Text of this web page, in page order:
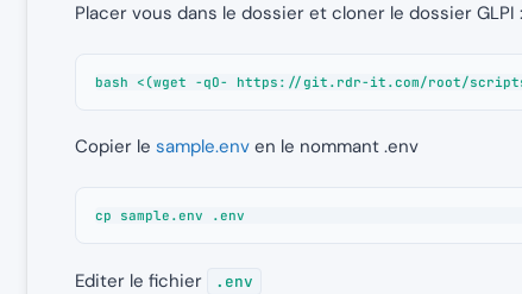
Placer vous dans le dossier et cloner le dossier GLPI :
bash <(wget -qO- https://git.rdr-it.com/root/
Copier le sample.env en le nommant .env
cp sample.env .env
Editer le fichier .env